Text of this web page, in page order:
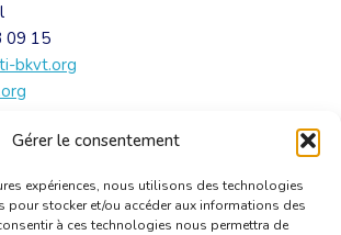
Gérer le consentement
expériences, nous utilisons des technologies
pour stocker et/ou accéder aux informations des
à ces technologies nous permettra de
09 15
bkvt.org
– Sint-Hiëronymus BKVT 2019 [PDF]